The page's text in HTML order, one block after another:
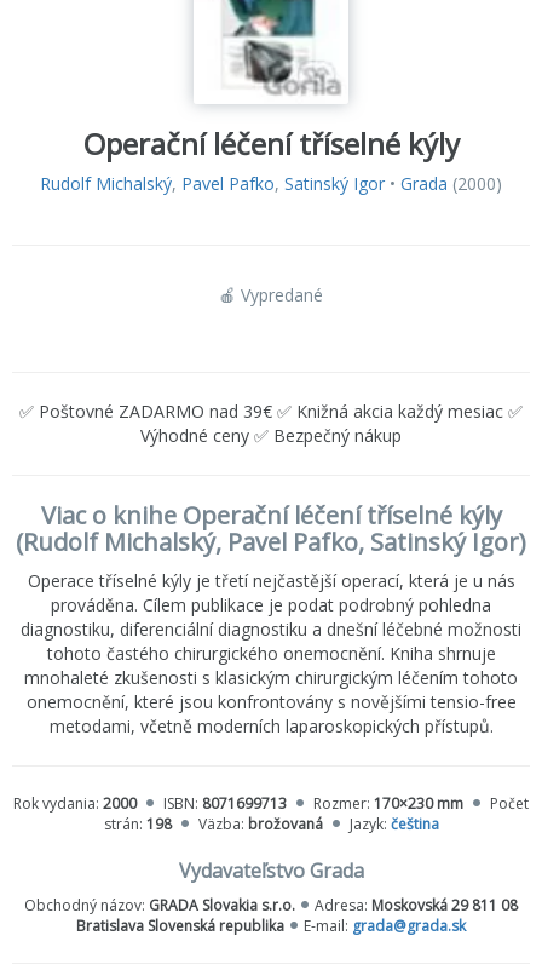
Operační léčení tříselné kýly
Rudolf Michalský, Pavel Pafko, Satinský Igor • Grada (2000)
🍎 Vypredané
✅ Poštovné ZADARMO nad 39€ ✅ Knižná akcia každý mesiac ✅
Výhodné ceny ✅ Bezpečný nákup
Viac o knihe Operační léčení tříselné kýly
(Rudolf Michalský, Pavel Pafko, Satinský Igor)
Operace tříselné kýly je třetí nejčastější operací, která je u nás
prováděna. Cílem publikace je podat podrobný pohledna
diagnostiku, diferenciální diagnostiku a dnešní léčebné možnosti
tohoto častého chirurgického onemocnění. Kniha shrnuje
mnohaleté zkušenosti s klasickým chirurgickým léčením tohoto
onemocnění, které jsou konfrontovány s novějšími tensio-free
metodami, včetně moderních laparoskopických přístupů.
Rok vydania: 2000 ISBN: 8071699713 Rozmer: 170×230 mm
Počet
strán: 198 Väzba: brožovaná Jazyk: čeština
Vydavateľstvo Grada
Obchodný názov: GRADA Slovakia s.r.o. Adresa: Moskovská 29 811 08
Bratislava Slovenská republika
E-mail: grada@grada.sk